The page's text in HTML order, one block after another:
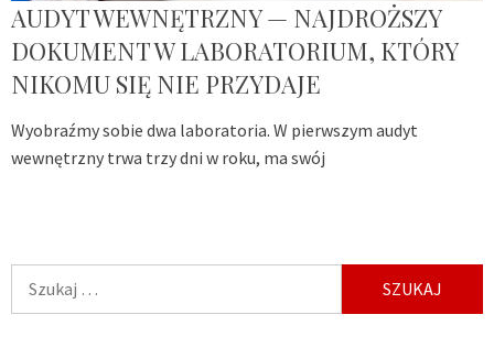
AUDYT WEWNĘTRZNY — NAJDROŻSZY
DOKUMENT W LABORATORIUM, KTÓRY
NIKOMU SIĘ NIE PRZYDAJE
Wyobraźmy sobie dwa laboratoria. W pierwszym audyt
wewnętrzny trwa trzy dni w roku, ma swój